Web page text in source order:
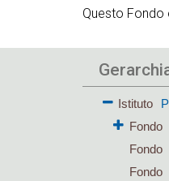
Questo Fondo
Istituto
Fondo
Fondo
Fondo